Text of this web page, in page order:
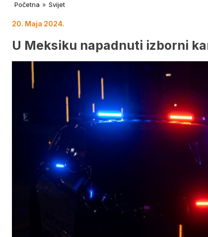
Početna » Svijet
20. Maja 2024.
U Meksiku napadnuti izborni